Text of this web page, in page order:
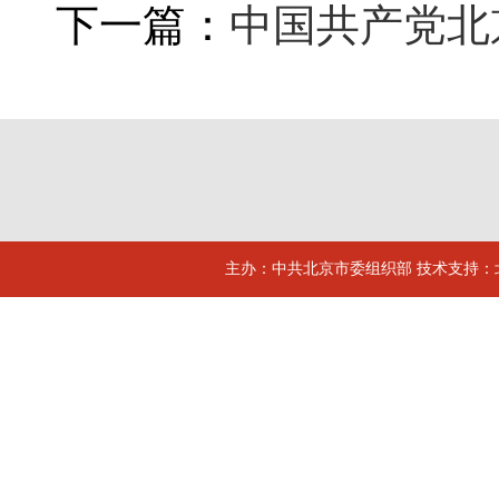
下一篇： 中国共产党
主办：中共北京市委组织部 技术支持